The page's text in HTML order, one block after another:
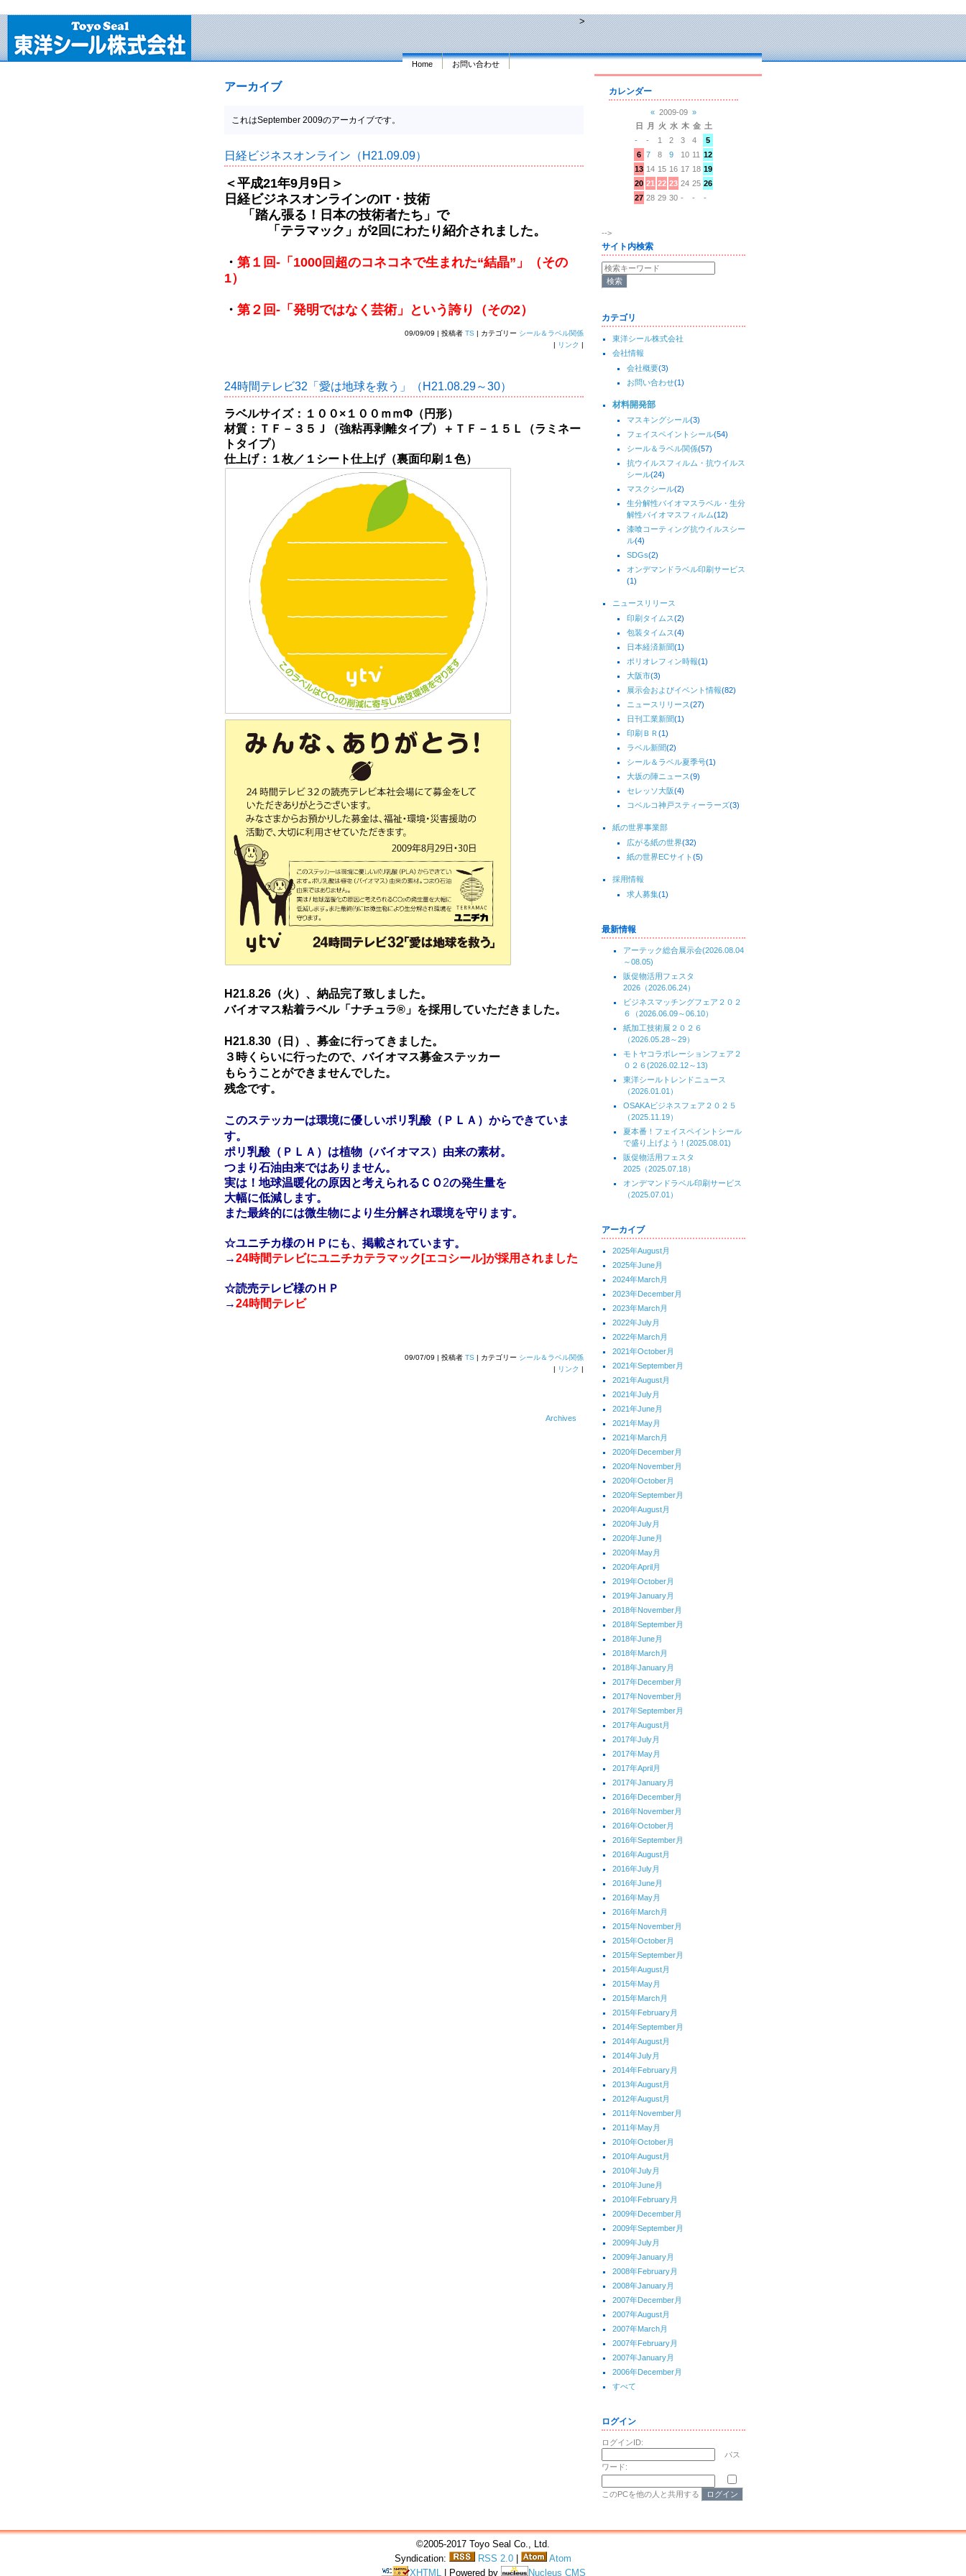
>
Home お問い合わせ
アーカイブ
これはSeptember 2009のアーカイブです。
日経ビジネスオンライン（H21.09.09）
＜平成21年9月9日＞
日経ビジネスオンラインのIT・技術
「踏ん張る！日本の技術者たち」で
「テラマック」が2回にわたり紹介されました。
・ 第１回-「1000回超のコネコネで生まれた“結晶”」（その
1）
・ 第２回-「発明ではなく芸術」という誇り（その2）
09/09/09 | 投稿者 TS | カテゴリー シール＆ラベル関係
| リンク |
24時間テレビ32「愛は地球を救う」（H21.08.29～30）
ラベルサイズ：１００×１００ｍｍΦ（円形）
材質：ＴＦ－３５Ｊ（強粘再剥離タイプ）＋ＴＦ－１５Ｌ（ラミネー
トタイプ）
仕上げ：１枚／１シート仕上げ（裏面印刷１色）
H21.8.26（火）、納品完了致しました。
バイオマス粘着ラベル「ナチュラ®」を採用していただきました。
H21.8.30（日）、募金に行ってきました。
３時くらいに行ったので、バイオマス募金ステッカー
もらうことができませんでした。
残念です。
このステッカーは環境に優しいポリ乳酸（ＰＬＡ）からできていま
す。
ポリ乳酸（ＰＬＡ）は植物（バイオマス）由来の素材。
つまり石油由来ではありません。
実は！地球温暖化の原因と考えられるＣＯ2の発生量を
大幅に低減します。
また最終的には微生物により生分解され環境を守ります。
☆ユニチカ様のＨＰにも、掲載されています。
→24時間テレビにユニチカテラマック[エコシール]が採用されました
☆読売テレビ様のＨＰ
→24時間テレビ
09/07/09 | 投稿者 TS | カテゴリー シール＆ラベル関係
| リンク |
Archives
カレンダー
« 2009-09 »
日
月 火 水 木 金 土
-
- 1 2 3 4
5
6 7 8 9 10 11 12
13 14 15 16 17 18 19
20 21 22 23 24 25 26
27 28 29 30 - - -
-->
サイト内検索
カテゴリ
東洋シール株式会社
会社情報
会社概要(3)
お問い合わせ(1)
材料開発部
マスキングシール(3)
フェイスペイントシール(54)
シール＆ラベル関係(57)
抗ウイルスフィルム・抗ウイルス
シール(24)
マスクシール(2)
生分解性バイオマスラベル・生分
解性バイオマスフィルム(12)
漆喰コーティング抗ウイルスシー
ル(4)
SDGs(2)
オンデマンドラベル印刷サービス
(1)
ニュースリリース
印刷タイムス(2)
包装タイムス(4)
日本経済新聞(1)
ポリオレフィン時報(1)
大阪市(3)
展示会およびイベント情報(82)
ニュースリリース(27)
日刊工業新聞(1)
印刷ＢＲ (1)
ラベル新聞(2)
シール＆ラベル夏季号(1)
大坂の陣ニュース(9)
セレッソ大阪(4)
コベルコ神戸スティーラーズ(3)
紙の世界事業部
広がる紙の世界(32)
紙の世界ECサイト(5)
採用情報
求人募集(1)
最新情報
アーテック総合展示会(2026.08.04
～08.05)
販促物活用フェスタ
2026（2026.06.24）
ビジネスマッチングフェア２０２
６（2026.06.09～06.10）
紙加工技術展２０２６
（2026.05.28～29）
モトヤコラボレーションフェア２
０２６(2026.02.12～13)
東洋シールトレンドニュース
（2026.01.01）
OSAKAビジネスフェア２０２５
（2025.11.19）
夏本番！フェイスペイントシール
で盛り上げよう！(2025.08.01)
販促物活用フェスタ
2025（2025.07.18）
オンデマンドラベル印刷サービス
（2025.07.01）
アーカイブ
2025年August月
2025年June月
2024年March月
2023年December月
2023年March月
2022年July月
2022年March月
2021年October月
2021年September月
2021年August月
2021年July月
2021年June月
2021年May月
2021年March月
2020年December月
2020年November月
2020年October月
2020年September月
2020年August月
2020年July月
2020年June月
2020年May月
2020年April月
2019年October月
2019年January月
2018年November月
2018年September月
2018年June月
2018年March月
2018年January月
2017年December月
2017年November月
2017年September月
2017年August月
2017年July月
2017年May月
2017年April月
2017年January月
2016年December月
2016年November月
2016年October月
2016年September月
2016年August月
2016年July月
2016年June月
2016年May月
2016年March月
2015年November月
2015年October月
2015年September月
2015年August月
2015年May月
2015年March月
2015年February月
2014年September月
2014年August月
2014年July月
2014年February月
2013年August月
2012年August月
2011年November月
2011年May月
2010年October月
2010年August月
2010年July月
2010年June月
2010年February月
2009年December月
2009年September月
2009年July月
2009年January月
2008年February月
2008年January月
2007年December月
2007年August月
2007年March月
2007年February月
2007年January月
2006年December月
すべて
ログイン
ログインID:
パス
ワード:
このPCを他の人と共用する
©2005-2017 Toyo Seal Co., Ltd.
Syndication:
RSS 2.0
Atom
XHTML
| Powered by Nucleus CMS